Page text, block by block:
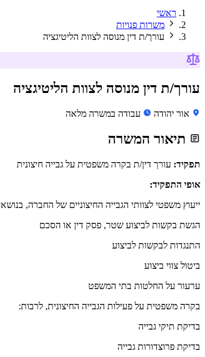
ראשי
משרות פנויות
עורך/ת דין מנוסה לצוות הליטיגציה
עורך/ת דין מנוסה לצוות הליטיגציה
אור יהודה עבודה במשרה מלאה
תיאור המשרה
תפקיד: עורך דין/ת בקרה משפטית על גבייה חיצונית
אופי התפקיד:
ייעוץ משפטי לצוותי הגבייה החיצוניים של החברה,
הגשת בקשות לביצוע שטר, פסק דין או הסכם
התנגדות לבקשות לביצוע
ביטול צווי ביצוע
ערעור על החלטות בתי המשפט
בקרה משפטית על פעילות הגבייה החיצונית, לרבות:
בדיקת תיקי גבייה
בדיקת פרוצדורות גבייה